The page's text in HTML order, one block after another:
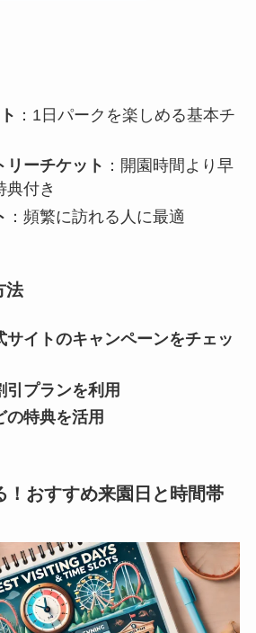
：1日パークを楽しめる基本チ
リーチケット ：開園時間より早
典付き
：頻繁に訪れる人に最適
法
サイトのキャンペーンをチェッ
引プランを利用
特典を活用
！おすすめ来園日と時間帯